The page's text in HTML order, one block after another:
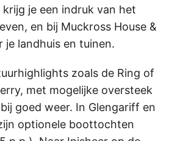
je een indruk van het
en bij Muckross House &
je landhuis en tuinen.
zoals de Ring of
met mogelijke oversteek
goed weer. In Glengariff en
optionele boottochten